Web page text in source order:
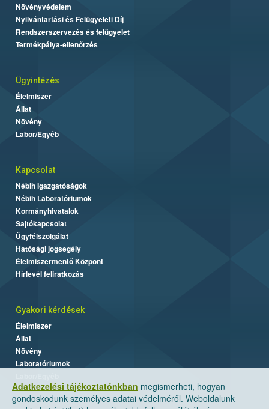
Adatkezelési tájékoztatónkban megismerheti, hogyan
gondoskodunk személyes adatai védelméről. Weboldalunk
Növényvédelem
Nyilvántartási és Felügyeleti Díj
Rendszerszervezés és felügyelet
Termékpálya-ellenőrzés
Ügyintézés
Élelmiszer
Állat
Növény
Labor/Egyéb
Kapcsolat
Nébih Igazgatóságok
Nébih Laboratóriumok
Kormányhivatalok
Sajtókapcsolat
Ügyfélszolgálat
Hatósági jogsegély
Élelmiszermentő Központ
Hírlevél feliratkozás
Gyakori kérdések
Élelmiszer
Állat
Növény
Laboratóriumok